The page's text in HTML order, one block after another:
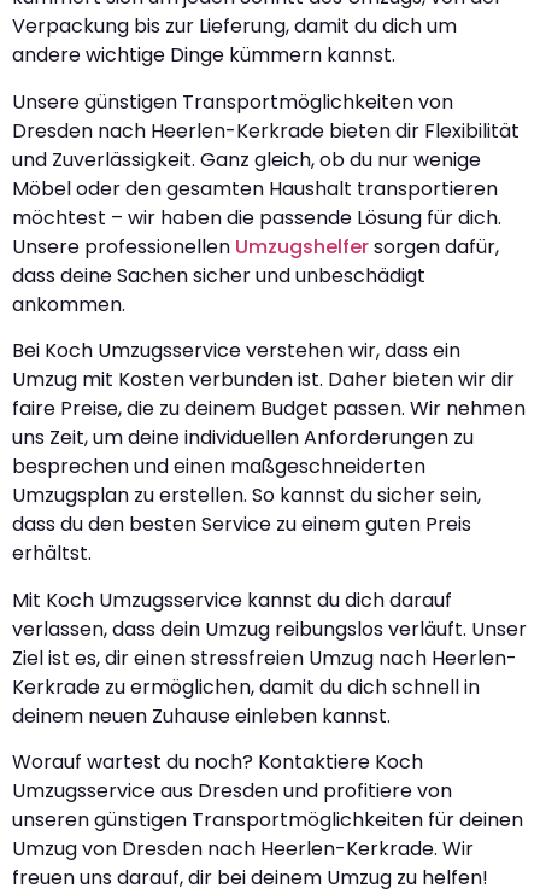
Verpackung bis zur Lieferung, damit du dich um
andere wichtige Dinge kümmern kannst.
Unsere günstigen Transportmöglichkeiten von
Dresden nach Heerlen-Kerkrade bieten dir Flexibilität
und Zuverlässigkeit. Ganz gleich, ob du nur wenige
Möbel oder den gesamten Haushalt transportieren
möchtest – wir haben die passende Lösung für dich.
Unsere professionellen Umzugshelfersorgen dafür,
dass deine Sachen sicher und unbeschädigt
ankommen.
Bei Koch Umzugsservice verstehen wir, dass ein
Umzug mit Kosten verbunden ist. Daher bieten wir dir
faire Preise, die zu deinem Budget passen. Wir nehmen
uns Zeit, um deine individuellen Anforderungen zu
besprechen und einen maßgeschneiderten
Umzugsplan zu erstellen. So kannst du sicher sein,
dass du den besten Service zu einem guten Preis
erhältst.
Mit Koch Umzugsservice kannst du dich darauf
verlassen, dass dein Umzug reibungslos verläuft. Unser
Ziel ist es, dir einen stressfreien Umzug nach Heerlen-
Kerkrade zu ermöglichen, damit du dich schnell in
deinem neuen Zuhause einleben kannst.
Worauf wartest du noch? Kontaktiere Koch
Umzugsservice aus Dresden und profitiere von
unseren günstigen Transportmöglichkeiten für deinen
Umzug von Dresden nach Heerlen-Kerkrade. Wir
freuen uns darauf, dir bei deinem Umzug zu helfen!